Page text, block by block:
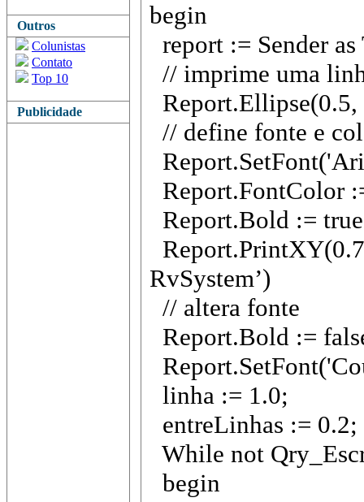
Outros
Colunistas
Contato
Top 10
Publicidade
begin
report := Sender
// imprime uma
// define fonte e
Report.FontColor
Report.Bold :=
RvSystem’)
// altera fonte
Report.Bold :=
linha := 1.0;
entreLinhas := 0.2;
While not
begin